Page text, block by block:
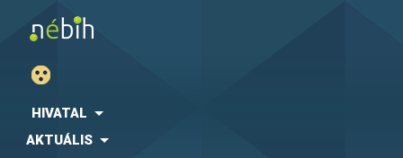
HIVATAL
AKTUÁLIS